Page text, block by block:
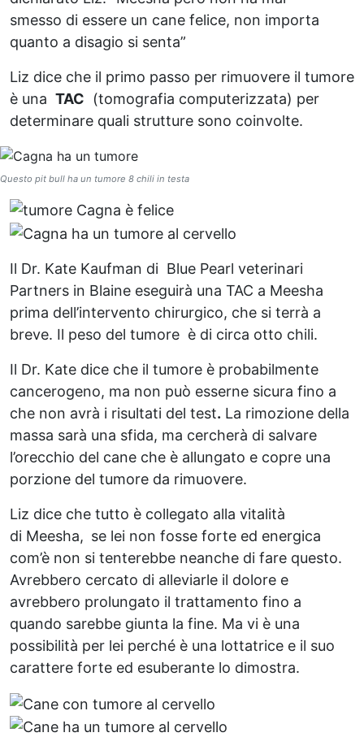
smesso di essere un cane felice, non importa
quanto a disagio si senta”
Liz dice che il primo passo per rimuovere il tumore
è una TAC (tomografia computerizzata) per
determinare quali strutture sono coinvolte.
Questo pit bull ha un tumore 8 chili in testa
Il Dr. Kate Kaufman di Blue Pearl veterinari
Partners in Blaine eseguirà una TAC a Meesha
prima dell’intervento chirurgico, che si terrà a
breve. Il peso del tumore è di circa otto chili.
Il Dr. Kate dice che il tumore è probabilmente
cancerogeno, ma non può esserne sicura fino a
che non avrà i risultati del test. La rimozione della
massa sarà una sfida, ma cercherà di salvare
l’orecchio del cane che è allungato e copre una
porzione del tumore da rimuovere.
Liz dice che tutto è collegato alla vitalità
di Meesha, se lei non fosse forte ed energica
com’è non si tenterebbe neanche di fare questo.
Avrebbero cercato di alleviarle il dolore e
avrebbero prolungato il trattamento fino a
quando sarebbe giunta la fine. Ma vi è una
possibilità per lei perché è una lottatrice e il suo
carattere forte ed esuberante lo dimostra.